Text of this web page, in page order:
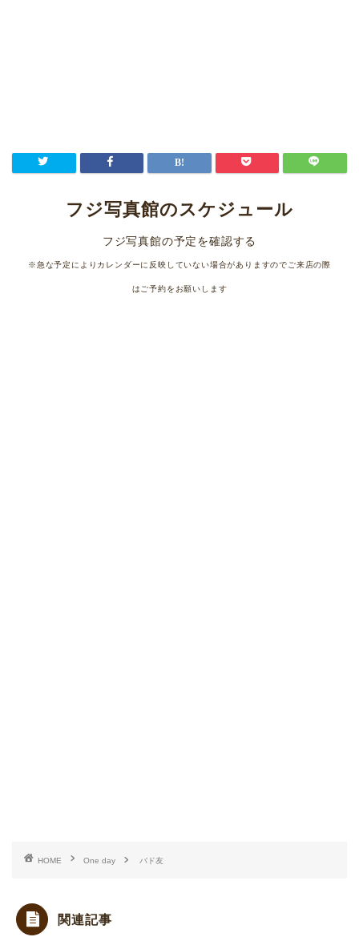
フジ写真館のスケジュール
フジ写真館の予定を確認する
※急な予定によりカレンダーに反映していない場合がありますのでご来店の際
はご予約をお願いします
HOME One day バド友
関連記事